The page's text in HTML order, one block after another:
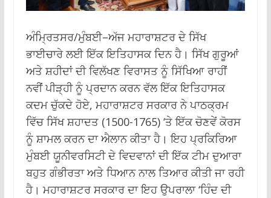
ਅੰਮ੍ਰਿਤਸਰ/ਮੁੰਬਈ–ਅੱਜ ਮਹਾਰਾਸ਼ਟਰ ਦੇ ਸਿੱਖ
ਭਾਈਚਾਰੇ ਲਈ ਇੱਕ ਇਤਿਹਾਸਕ ਦਿਨ ਹੈ। ਸਿੱਖ ਗੁਰੂਆਂ
ਅਤੇ ਸ਼ਹੀਦਾਂ ਦੀ ਵਿਲੱਖਣ ਵਿਰਾਸਤ ਨੂੰ ਸਿੱਖਿਆ ਰਾਹੀਂ
ਨਵੀਂ ਪੀੜ੍ਹੀ ਨੂੰ ਪ੍ਰਦਾਨ ਕਰਨ ਵੱਲ ਇੱਕ ਇਤਿਹਾਸਕ
ਕਦਮ ਚੁੱਕਦੇ ਹੋਏ, ਮਹਾਰਾਸ਼ਟਰ ਸਰਕਾਰ ਨੇ ਪਾਠਕ੍ਰਮ
ਵਿੱਚ ਸਿੱਖ ਸ਼ਹਾਦਤ (1500-1765) ‘ਤੇ ਇੱਕ ਚੋਣਵੇਂ ਕੋਰਸ
ਨੂੰ ਸ਼ਾਮਲ ਕਰਨ ਦਾ ਐਲਾਨ ਕੀਤਾ ਹੈ। ਇਹ ਪ੍ਰਕਿਰਿਆ
ਮੁੰਬਈ ਯੂਨੀਵਰਸਿਟੀ ਦੇ ਵਿਦਵਾਨਾਂ ਦੀ ਇੱਕ ਟੀਮ ਦੁਆਰਾ
ਬਹੁਤ ਗੰਭੀਰਤਾ ਅਤੇ ਧਿਆਨ ਨਾਲ ਤਿਆਰ ਕੀਤੀ ਜਾ ਰਹੀ
ਹੈ। ਮਹਾਰਾਸ਼ਟਰ ਸਰਕਾਰ ਦਾ ਇਹ ਉਪਰਾਲਾ ‘ਹਿੰਦ ਦੀ